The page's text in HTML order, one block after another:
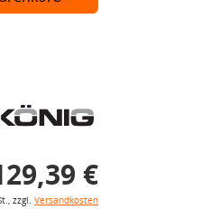
€
zzgl. Versandkosten